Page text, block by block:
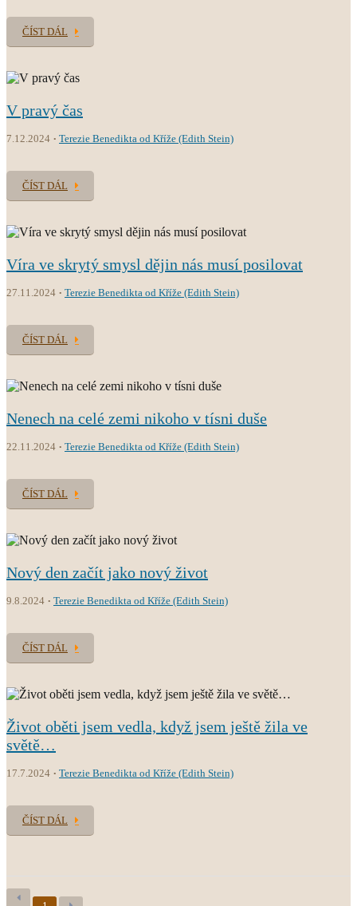
ČÍST DÁL
V pravý čas
7.12.2024 Terezie Benedikta od Kříže (Edith Stein)
ČÍST DÁL
Víra ve skrytý smysl dějin nás musí posilovat
27.11.2024 Terezie Benedikta od Kříže (Edith Stein)
ČÍST DÁL
Nenech na celé zemi nikoho v tísni duše
22.11.2024 Terezie Benedikta od Kříže (Edith Stein)
ČÍST DÁL
Nový den začít jako nový život
9.8.2024 Terezie Benedikta od Kříže (Edith Stein)
ČÍST DÁL
Život oběti jsem vedla, když jsem ještě žila ve
světě…
17.7.2024 Terezie Benedikta od Kříže (Edith Stein)
ČÍST DÁL